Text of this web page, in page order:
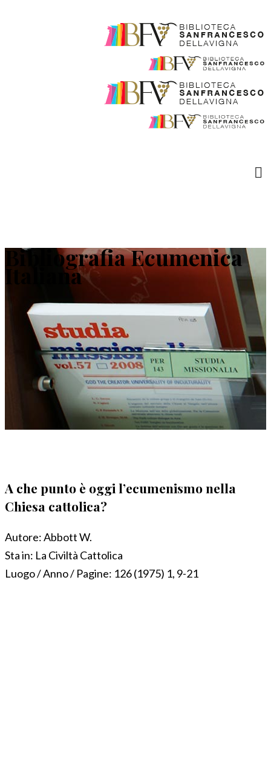
Bibliografia Ecumenica
Italiana
A che punto è oggi l’ecumenismo nella
Chiesa cattolica?
Autore:Abbott W.
Sta in: La Civiltà Cattolica
Luogo / Anno / Pagine: 126 (1975) 1, 9-21